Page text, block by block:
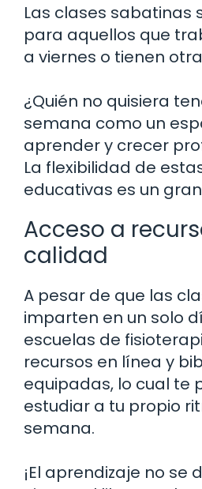
Las clases sabatinas
para aquellos que
a viernes o tienen
¿Quién no quisiera
semana como un
aprender y crecer
La flexibilidad de
educativas es un
Acceso a
calidad
A pesar de que las
imparten en un solo
escuelas de
recursos en línea y
equipadas, lo cual te
estudiar a tu propio
semana.
¡El aprendizaje no se